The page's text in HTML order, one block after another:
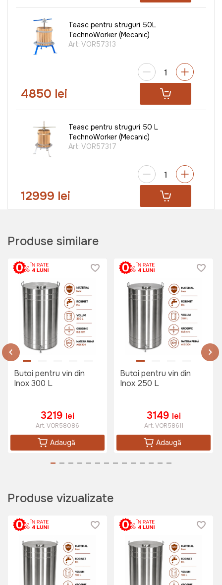
Teasc pentru struguri 50L
TechnoWorker (Mecanic)
Art: VOR57313
4850 lei
Teasc pentru struguri 50 L
TechnoWorker (Mecanic)
Art: VOR57317
12999 lei
TechnoWorker
1999 lei
Zdrobitor de struguri Micul Fermier
(Electric)
Art:
Zdrobitor de struguri 20L Ruris
SS30
Art:smrss307
2000 lei
Set Vinificatie MUNCITORUL Mediu
Art:VOR58099
Produse similare
Butoi pentru vin din
Inox 300 L
3219 lei
Art:VOR58086
Adaugă
Butoi pentru vin din
Inox 250 L
3149 lei
Art:VOR58611
Adaugă
Produse vizualizate